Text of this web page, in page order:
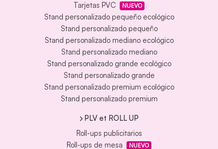
Tarjetas PVC
NUEVO
Stand personalizado pequeño ecológico
Stand personalizado pequeño
Stand personalizado mediano ecológico
Stand personalizado mediano
Stand personalizado grande ecológico
Stand personalizado grande
Stand personalizado premium ecológico
Stand personalizado premium
PLV et ROLL UP
Roll-ups publicitarios
Roll-ups de mesa
NUEVO